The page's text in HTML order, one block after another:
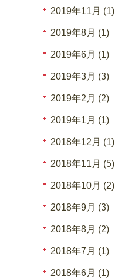
2019年11月 (1)
2019年8月 (1)
2019年6月 (1)
2019年3月 (3)
2019年2月 (2)
2019年1月 (1)
2018年12月 (1)
2018年11月 (5)
2018年10月 (2)
2018年9月 (3)
2018年8月 (2)
2018年7月 (1)
2018年6月 (1)